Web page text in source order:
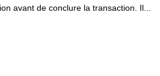
avant de conclure la transaction. Il...